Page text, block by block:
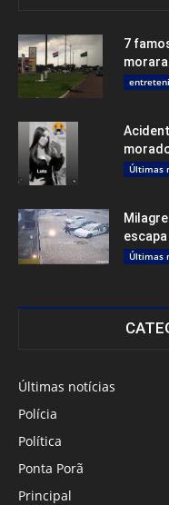
7
Últimas
Últimas
Últimas notícias
Polícia
Política
Ponta Porã
Principal